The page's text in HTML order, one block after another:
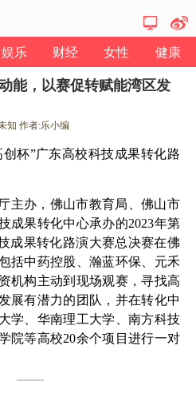
娱乐 财经 女性 健康
能，以赛促转赋能湾区发
知作者:乐小编
创杯”广东高校科技成果转化路
主办，佛山市教育局、佛山市
成果转化中心承办的2023年第
成果转化路演大赛总决赛在佛
括中药控股、瀚蓝环保、元禾
机构主动到现场观赛，寻找高
展有潜力的团队，并在转化中
学、华南理工大学、南方科技
院等高校20余个项目进行一对